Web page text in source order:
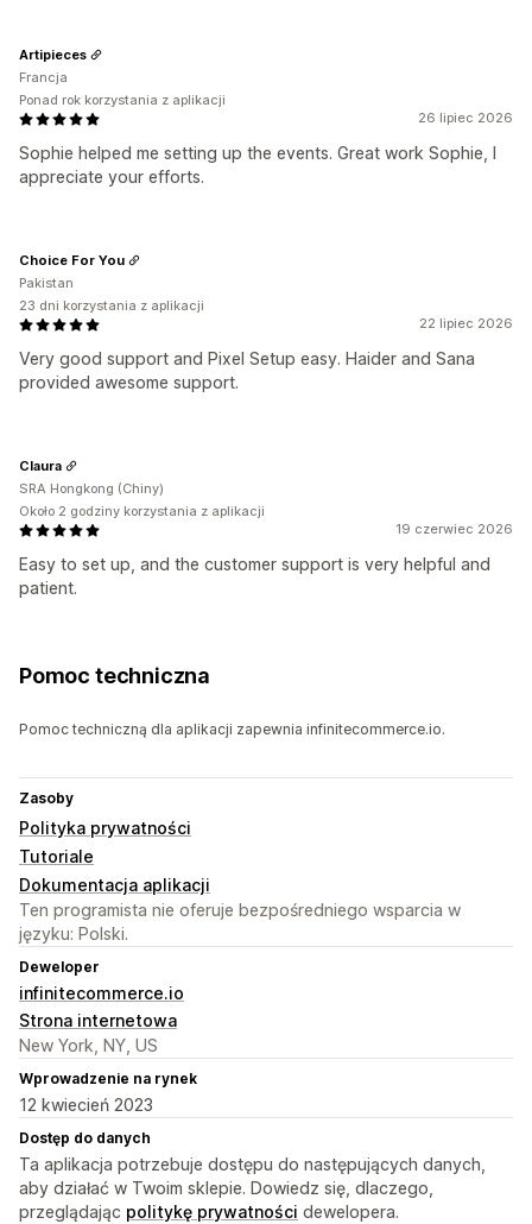
26 lipiec 2026
Sophie helped me setting up the events. Great work Sophie, I
appreciate your efforts.
Artipieces
Francja
Ponad rok korzystania z aplikacji
22 lipiec 2026
Very good support and Pixel Setup easy. Haider and Sana
provided awesome support.
Choice For You
Pakistan
23 dni korzystania z aplikacji
19 czerwiec 2026
Easy to set up, and the customer support is very helpful and
patient.
Claura
SRA Hongkong (Chiny)
Około 2 godziny korzystania z aplikacji
Pomoc techniczna
Pomoc techniczną dla aplikacji zapewnia infinitecommerce.io.
Zasoby
Polityka prywatności
Tutoriale
Dokumentacja aplikacji
Ten programista nie oferuje bezpośredniego wsparcia w
języku: Polski.
Deweloper
infinitecommerce.io
Strona internetowa
New York, NY, US
Wprowadzenie na rynek
12 kwiecień 2023
Dostęp do danych
Ta aplikacja potrzebuje dostępu do następujących danych,
aby działać w Twoim sklepie. Dowiedz się, dlaczego,
przeglądając politykę prywatności dewelopera.